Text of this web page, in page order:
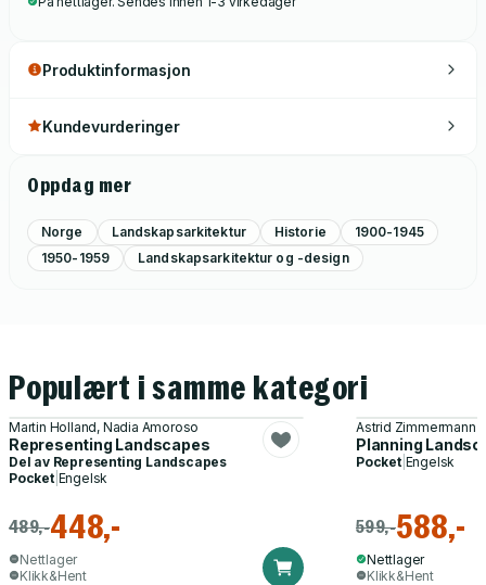
Produktinformasjon
Kundevurderinger
Oppdag mer
Norge Landskapsarkitektur Historie
1900-1945
1950-1959
Landskapsarkitektur og -design
Populært i samme kategori
Martin Holland, Nadia Amoroso
Representing Landscapes
Del av Representing Landscapes
Pocket| Engelsk
489,-448,-
Nettlager
Klikk&Hent
Astrid Zimmermann
Planning
Pocket| Engelsk
599,-588,-
Nettlager
Klikk&Hent